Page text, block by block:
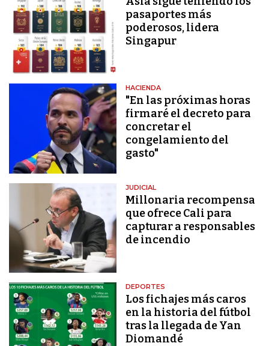
pasaportes más
poderosos, lidera
Singapur
HACIENDA
"En las próximas horas
firmaré el decreto para
concretar el
congelamiento del
gasto"
JUDICIAL
Millonaria recompensa
que ofrece Cali para
capturar a responsables
de incendio
DEPORTES
Los fichajes más caros
en la historia del fútbol
tras la llegada de Yan
Diomandé